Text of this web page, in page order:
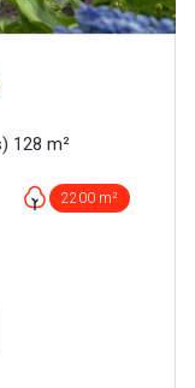
Mas 5 pièce(s) 3 chambre(s) 128 m²
2200 m²